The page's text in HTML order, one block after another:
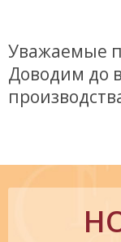
Уважаемые
Доводим до